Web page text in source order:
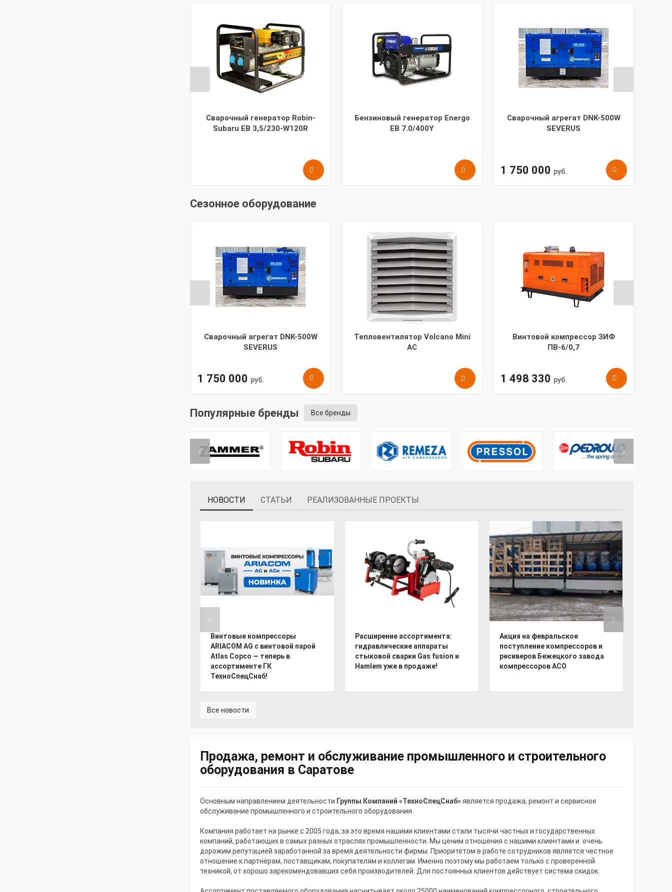
Сварочный генератор Robin-
Subaru EB 3,5/230-W120R
Бензиновый генератор Energo
EB 7.0/400Y
Сварочный агрегат DNK-500W
SEVERUS
1 750 000 руб.
Сезонное оборудование
Сварочный агрегат DNK-500W
SEVERUS
1 750 000 руб.
Тепловентилятор Volcano Mini
АС
Винтовой компрессор ЗИФ
ПВ-6/0,7
1 498 330 руб.
Популярные бренды Все бренды
НОВОСТИ СТАТЬИ РЕАЛИЗОВАННЫЕ ПРОЕКТЫ
Винтовые компрессоры
ARIACOM AG с винтовой парой
Atlas Copco — теперь в
ассортименте ГК
ТехноСпецСнаб!
Расширение ассортимента:
гидравлические аппараты
стыковой сварки Gas fusion и
Hamlem уже в продаже!
Акция на февральское
поступление компрессоров и
ресиверов Бежецкого завода
компрессоров АСО
Все новости
Продажа, ремонт и обслуживание промышленного и строительного
оборудования в Саратове
Основным направлением деятельности Группы Компаний «ТехноСпецСнаб»является продажа, ремонт и сервисное
обслуживание промышленного и строительного оборудования.
Компания работает на рынке с 2005 года, за это время нашими клиентами стали тысячи частных и государственных
компаний, работающих в самых разных отраслях промышленности. Мы ценим отношения с нашими клиентами и очень
дорожим репутацией заработанной за время деятельности фирмы. Приоритетом в работе сотрудников является честное
отношение к партнерам, поставщикам, покупателям и коллегам. Именно поэтому мы работаем только с проверенной
техникой, от хорошо зарекомендовавших себя производителей. Для постоянных клиентов действует система скидок.